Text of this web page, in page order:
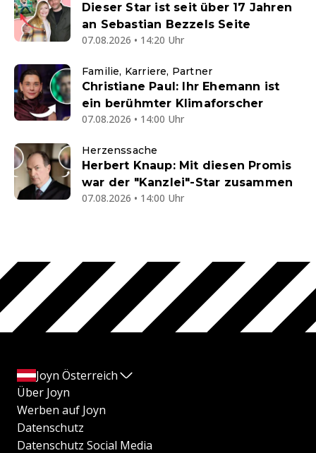
Dieser Star ist seit über 17 Jahren
an Sebastian Bezzels Seite
07.08.2026 • 14:20 Uhr
Familie, Karriere, Partner
Christiane Paul: Ihr Ehemann ist
ein berühmter Klimaforscher
07.08.2026 • 14:00 Uhr
Herzenssache
Herbert Knaup: Mit diesen Promis
war der "Kanzlei"-Star zusammen
07.08.2026 • 14:00 Uhr
Joyn Österreich
Über Joyn
Werben auf Joyn
Datenschutz
Datenschutz Social Media